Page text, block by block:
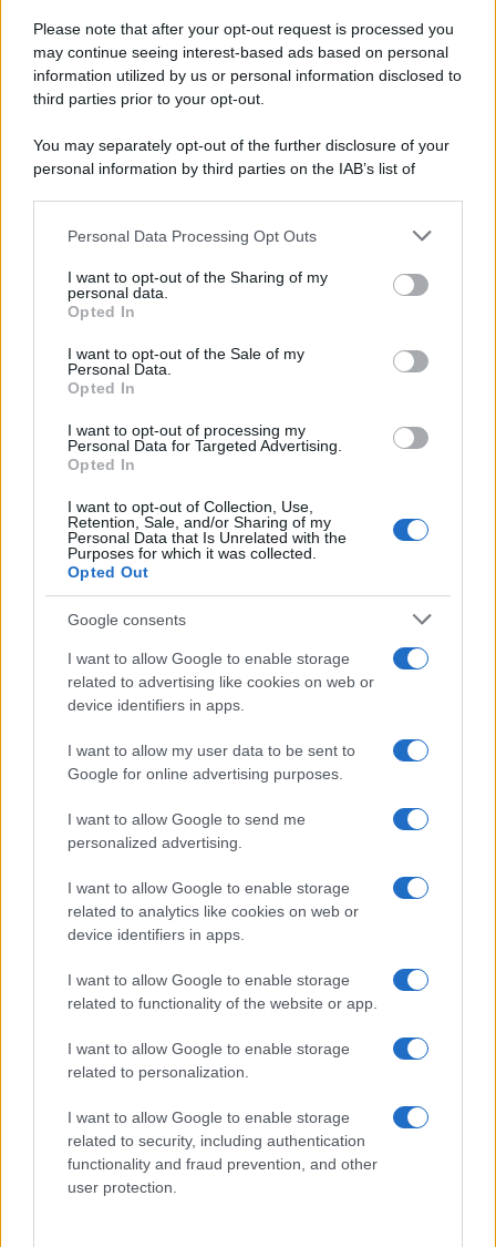
Please note that after your opt-out request is processed you
may continue seeing interest-based ads based on personal
information utilized by us or personal information disclosed to
third parties prior to your opt-out.
You may separately opt-out of the further disclosure of your
personal information by third parties on the IAB’s list of
This information may also be disclosed by us to third parties
disclose it to other third parties.
Please note that this website/app uses one or more Google
services and may gather and store information including but
not limited to your visit or usage behaviour. You may click to
grant or deny consent to Google and its third-party tags to
consent section.
Personal Data Processing Opt Outs
I want to opt-out of the Sharing of my
personal data.
Opted In
I want to opt-out of the Sale of my
Personal Data.
Opted In
I want to opt-out of processing my
Personal Data for Targeted Advertising.
Opted In
I want to opt-out of Collection, Use,
Retention, Sale, and/or Sharing of my
Personal Data that Is Unrelated with the
Purposes for which it was collected.
Opted Out
Google consents
I want to allow Google to enable storage
related to advertising like cookies on web or
device identifiers in apps.
I want to allow my user data to be sent to
Google for online advertising purposes.
I want to allow Google to send me
personalized advertising.
I want to allow Google to enable storage
related to analytics like cookies on web or
device identifiers in apps.
I want to allow Google to enable storage
related to functionality of the website or app.
I want to allow Google to enable storage
related to personalization.
I want to allow Google to enable storage
related to security, including authentication
functionality and fraud prevention, and other
user protection.